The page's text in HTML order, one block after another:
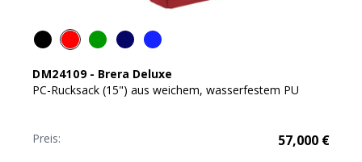
DM24109- Brera Deluxe
PC-Rucksack (15") aus weichem, wasserfestem PU
Preis: 57,000 €